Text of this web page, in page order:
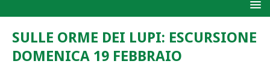
SULLE ORME DEI LUPI: ESCURSIONE
DOMENICA 19 FEBBRAIO